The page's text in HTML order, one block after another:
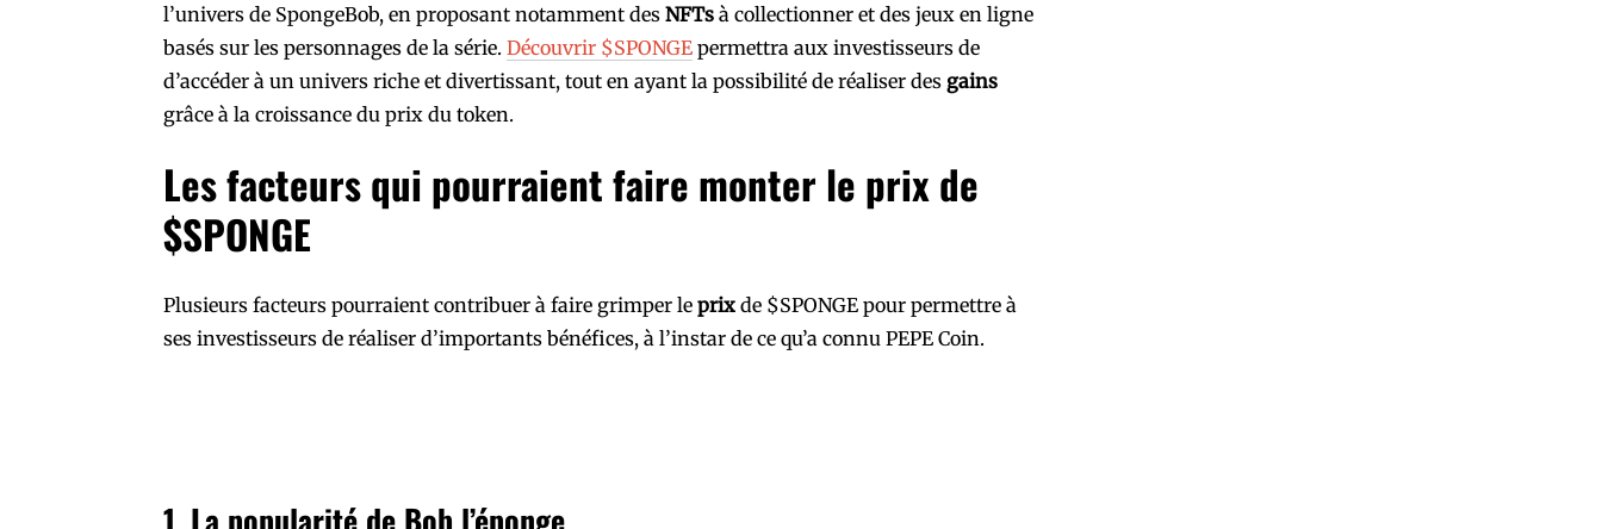
l’univers de SpongeBob, en proposant notamment des NFTs à collectionner et des jeux en ligne
basés sur les personnages de la série. Découvrir $SPONGE permettra aux investisseurs de
d’accéder à un univers riche et divertissant, tout en ayant la possibilité de réaliser des gains
grâce à la croissance du prix du token.
Les facteurs qui pourraient faire monter le prix de
$SPONGE
Plusieurs facteurs pourraient contribuer à faire grimper le prix de $SPONGE pour permettre à
ses investisseurs de réaliser d’importants bénéfices, à l’instar de ce qu’a connu PEPE Coin.